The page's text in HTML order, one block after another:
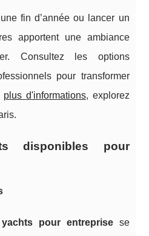
fin d’année ou lancer un
apportent une ambiance
Consultez les options
pour transformer
plus d'informations, explorez
disponibles pour
pour entreprisese